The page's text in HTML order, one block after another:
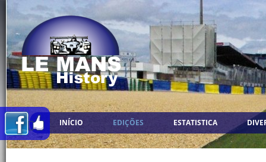
INÍCIO EDIÇÕES ESTATISTICA